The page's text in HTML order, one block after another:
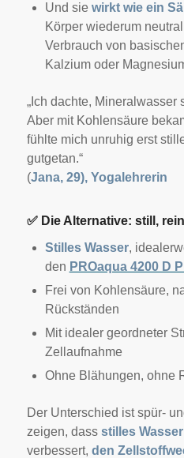
Und sie wirkt wie ein
Körper wiederum
Verbrauch von
Kalzium oder
„Ich dachte, Mineralwasser
Aber mit Kohlensäure
fühlte mich unruhig erst
gutgetan.“
(Jana, 29), Yogalehrerin
✅Die Alternative: still,
Stilles Wasser,
den PROaqua 4200 D
Frei von Kohlensäure,
Rückständen
Mit idealer geordneter
Zellaufnahme
Ohne Blähungen, ohne
Der Unterschied ist spür-
zeigen, dass stilles Wasser
verbessert, den